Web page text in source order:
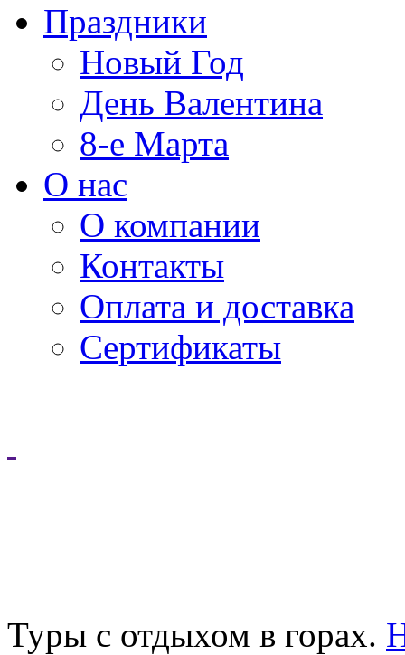
Праздники
Новый Год
День Валентина
8-е Марта
О нас
О компании
Контакты
Оплата и доставка
Сертификаты
Туры с отдыхом в горах.